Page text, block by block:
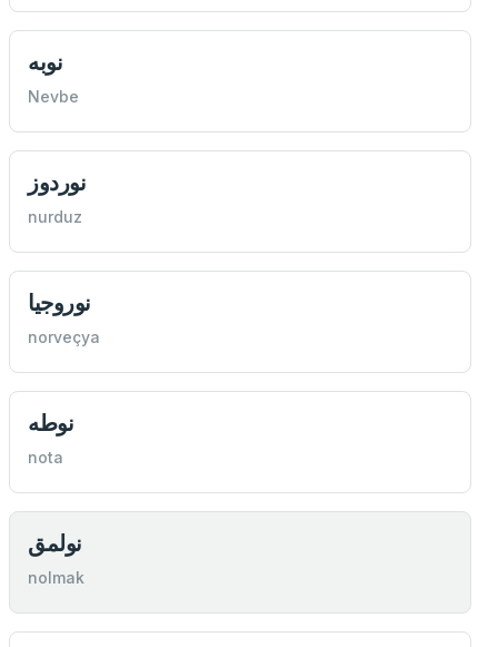
نوبه
Nevbe
نوردوز
nurduz
نوروجيا
norveçya
نوطه
nota
نولمق
nolmak